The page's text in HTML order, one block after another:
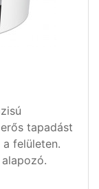
tapadást
felületen.